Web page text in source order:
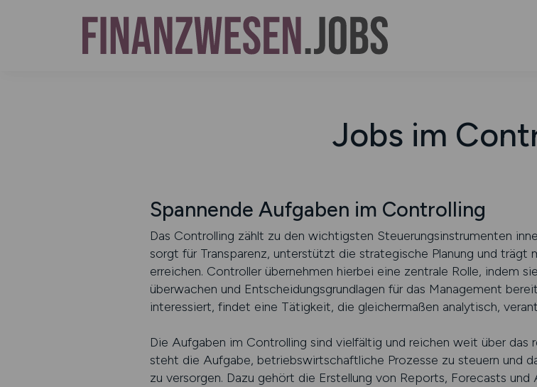
Jobs im
Spannende Aufgaben im Controlling
Das Controlling zählt zu den wichtigsten Steuerungsinstrumenten
sorgt für Transparenz, unterstützt die strategische Planung und
erreichen. Controller übernehmen hierbei eine zentrale Rolle, indem
überwachen und Entscheidungsgrundlagen für das Management
interessiert, findet eine Tätigkeit, die gleichermaßen analytisch,
Die Aufgaben im Controlling sind vielfältig und reichen weit über das
steht die Aufgabe, betriebswirtschaftliche Prozesse zu steuern und
zu versorgen. Dazu gehört die Erstellung von Reports, Forecasts